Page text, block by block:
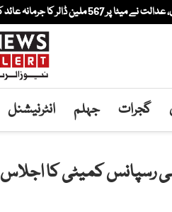
ڈالر کا جرمانہ عائد کر...
گجرات جہلم انٹرنیشنل
رسپانس کمیٹی کا اجلاس